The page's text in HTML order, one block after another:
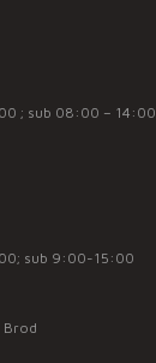
; sub 08:00 – 14:00
sub 9:00-15:00
Brod